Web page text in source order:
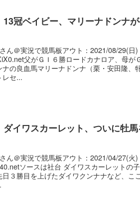
13冠ベイビー、マリーナドンナ
ん＠実況で競馬板アウト：2021/08/29(日
父がＧＩ６勝ロードカナロア、母が
ナの良血馬マリーナドンナ（栗・安田隆、
レセ...
ダイワスカーレット、ついに牡
ん＠実況で競馬板アウト：2021/04/27(火
ソースは社台 ダイワスカーレットの
日３勝目を上げたダイワクンナナなど、こ